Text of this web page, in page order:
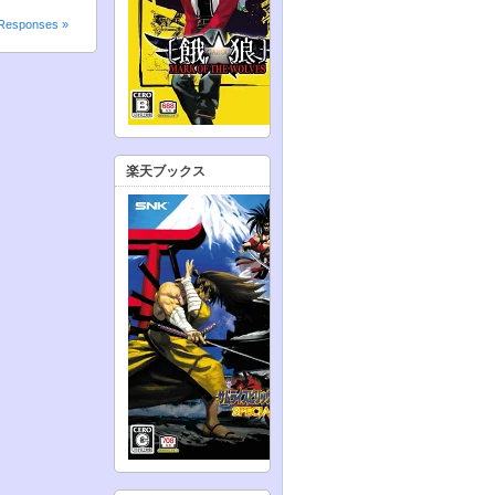
»
楽天ブックス